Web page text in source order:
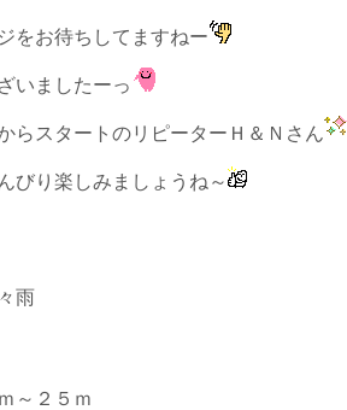
をお待ちしてますねー
いましたーっ
らスタートのリピーターＨ＆Ｎさん
びり楽しみましょうね～
雨
～２５ｍ